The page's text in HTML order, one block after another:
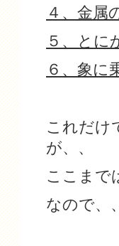
４、金属
５、とに
６、象に
これだけ
が、、
ここまで
なので、、